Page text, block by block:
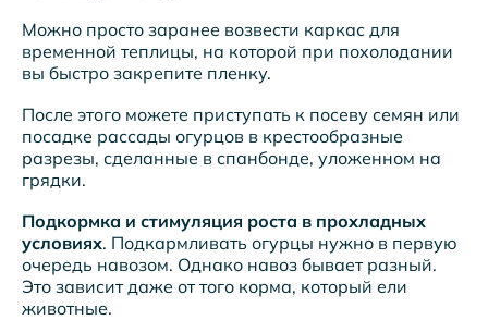
Можно просто заранее возвести каркас для
временной теплицы, на которой при похолодании
вы быстро закрепите пленку.
После этого можете приступать к посеву семян или
посадке рассады огурцов в крестообразные
разрезы, сделанные в спанбонде, уложенном на
грядки.
Подкормка и стимуляция роста в прохладных
условиях. Подкармливать огурцы нужно в первую
очередь навозом. Однако навоз бывает разный.
Это зависит даже от того корма, который ели
животные.